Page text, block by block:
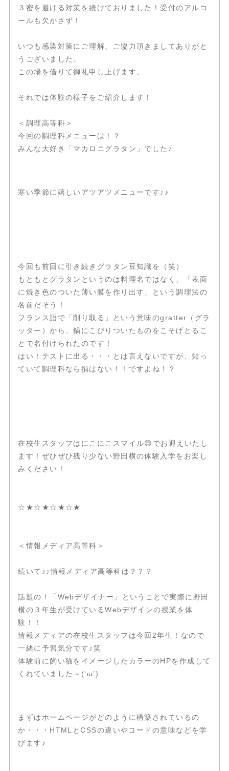
３密を避ける対策を続けておりました！受付のアルコ
ールも欠かさず！
いつも感染対策にご理解、ご協力頂きましてありがと
うございました。
この場を借りて御礼申し上げます。
それでは体験の様子をご紹介します！
＜調理高等科＞
今回の調理科メニューは！？
みんな大好き「マカロニグラタン」でした♪
寒い季節に嬉しいアツアツメニューです♪♪
今回も前回に引き続きグラタン豆知識を（笑）
もともとグラタンというのは料理名ではなく、「表面
に焼き色のついた薄い膜を作り出す」という調理法の
名前だそう！
フランス語で「削り取る」という意味のgratter（グラ
ッター）から、鍋にこびりついたものをこそげとるこ
とで名付けられたのです！
はい！テストに出る・・・とは言えないですが、知っ
ていて調理科なら損はない！！ですよね！？
在校生スタッフはにこにこスマイル😊でお迎えいたし
ます！ぜひぜひ残り少ない野田横の体験入学をお楽し
みください！
☆★☆★☆★☆★
＜情報メディア高等科＞
続いて♪♪情報メディア高等科は？？？
話題の！「Webデザイナー」ということで実際に野田
横の３年生が受けているWebデザインの授業を体
験！！
情報メディアの在校生スタッフは今回2年生！なので
一緒に予習気分です♪笑
体験前に飼い猫をイメージしたカラーのHPを作成して
くれていました～(‘ω’)
まずはホームページがどのように構築されているの
か・・・HTMLとCSSの違いやコードの意味などを学
びます♪